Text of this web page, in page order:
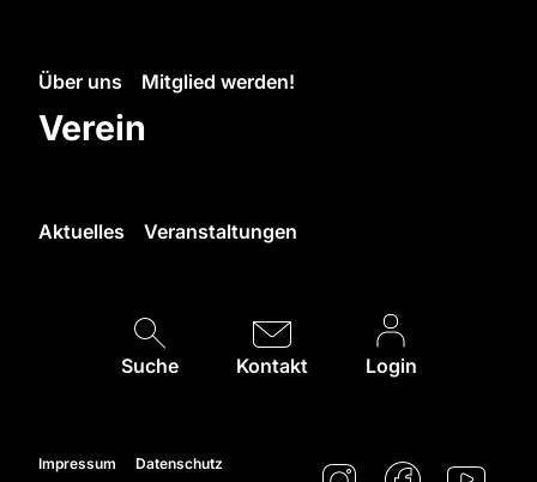
Über uns Mitglied werden!
Verein
Aktuelles Veranstaltungen
Suche Kontakt Login
Impressum Datenschutz